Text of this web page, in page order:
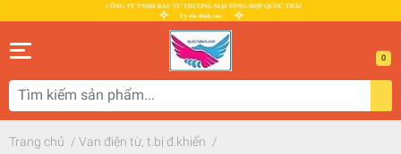
0
Trang chủ / Van điện từ, t.bị đ.khiển /